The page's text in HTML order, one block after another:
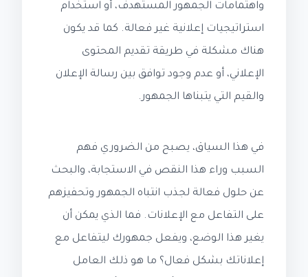
واهتمامات الجمهور المستهدف، أو استخدام
استراتيجيات إعلانية غير فعالة. كما قد يكون
هناك مشكلة في طريقة تقديم المحتوى
الإعلاني، أو عدم وجود توافق بين رسالة الإعلان
والقيم التي يتبناها الجمهور.
في هذا السياق، يصبح من الضروري فهم
السبب وراء هذا النقص في الاستجابة، والبحث
عن حلول فعالة لجذب انتباه الجمهور وتحفيزهم
على التفاعل مع الإعلانات. فما الذي يمكن أن
يغير هذا الوضع، ويفعل جمهورك ليتفاعل مع
إعلاناتك بشكل فعال؟ ما هو ذلك العامل